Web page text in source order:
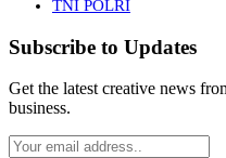
TNI POLRI
Subscribe to Updates
Get the latest creative news
business.